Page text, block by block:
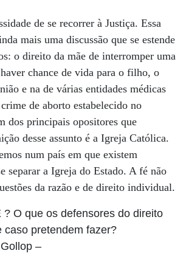
de se recorrer à Justiça. Essa
mais uma discussão que se estende
o direito da mãe de interromper uma
chance de vida para o filho, o
e na de várias entidades médicas
de aborto estabelecido no
dos principais opositores que
desse assunto é a Igreja Católica.
num país em que existem
separar a Igreja do Estado. A fé não
da razão e de direito individual.
? O que os defensores do direito
caso pretendem fazer?
–